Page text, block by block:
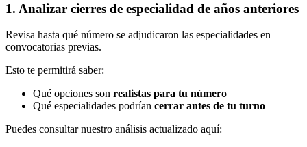
1. Analizar cierres de especialidad de años anteriores
Revisa hasta qué número se adjudicaron las especialidades en
convocatorias previas.
Esto te permitirá saber:
Qué opciones son realistas para tu número
Qué especialidades podrían cerrar antes de tu turno
Puedes consultar nuestro análisis actualizado aquí: